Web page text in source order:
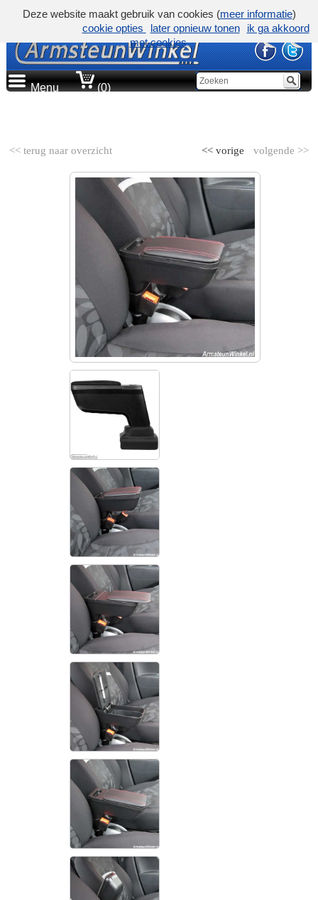
Menu (0)
<< terug naar overzicht volgende >>
<< vorige
Deze website maakt gebruik van cookies (meer informatie)
cookie opties
later opnieuw tonen
ik ga akkoord
met cookies